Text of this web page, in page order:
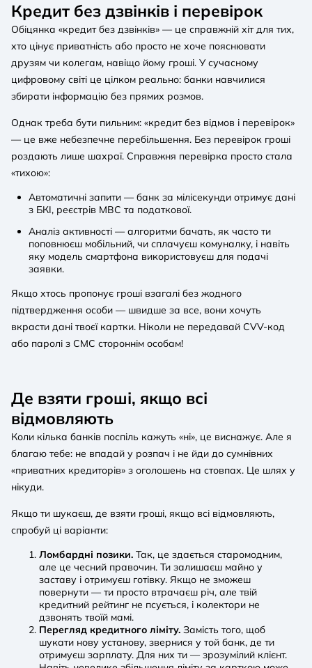
Кредит без дзвінків і перевірок
Обіцянка «кредит без дзвінків» — це справжній хіт для тих,
хто цінує приватність або просто не хоче пояснювати
друзям чи колегам, навіщо йому гроші. У сучасному
цифровому світі це цілком реально: банки навчилися
збирати інформацію без прямих розмов.
Однак треба бути пильним: «кредит без відмов і перевірок»
— це вже небезпечне перебільшення. Без перевірок гроші
роздають лише шахраї. Справжня перевірка просто стала
«тихою»:
Автоматичні запити — банк за мілісекунди отримує дані
з БКІ, реєстрів МВС та податкової.
Аналіз активності — алгоритми бачать, як часто ти
поповнюєш мобільний, чи сплачуєш комуналку, і навіть
яку модель смартфона використовуєш для подачі
заявки.
Якщо хтось пропонує гроші взагалі без жодного
підтвердження особи — швидше за все, вони хочуть
вкрасти дані твоєї картки. Ніколи не передавай CVV-код
або паролі з СМС стороннім особам!
Де взяти гроші, якщо всі
відмовляють
Коли кілька банків поспіль кажуть «ні», це виснажує. Але я
благаю тебе: не впадай у розпач і не йди до сумнівних
«приватних кредиторів» з оголошень на стовпах. Це шлях у
нікуди.
Якщо ти шукаєш, де взяти гроші, якщо всі відмовляють,
спробуй ці варіанти:
Ломбардні позики. Так, це здається старомодним,
але це чесний правочин. Ти залишаєш майно у
заставу і отримуєш готівку. Якщо не зможеш
повернути — ти просто втрачаєш річ, але твій
кредитний рейтинг не псується, і колектори не
дзвонять твоїй мамі.
Перегляд кредитного ліміту. Замість того, щоб
шукати нову установу, звернися у той банк, де ти
отримуєш зарплату. Для них ти — зрозумілий клієнт.